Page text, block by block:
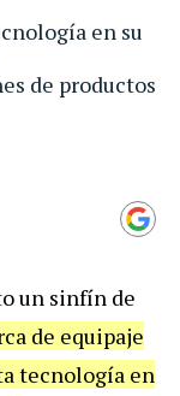
en su
de productos
un sinfín de
de equipaje
tecnología en